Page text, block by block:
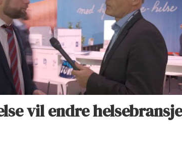
vil endre